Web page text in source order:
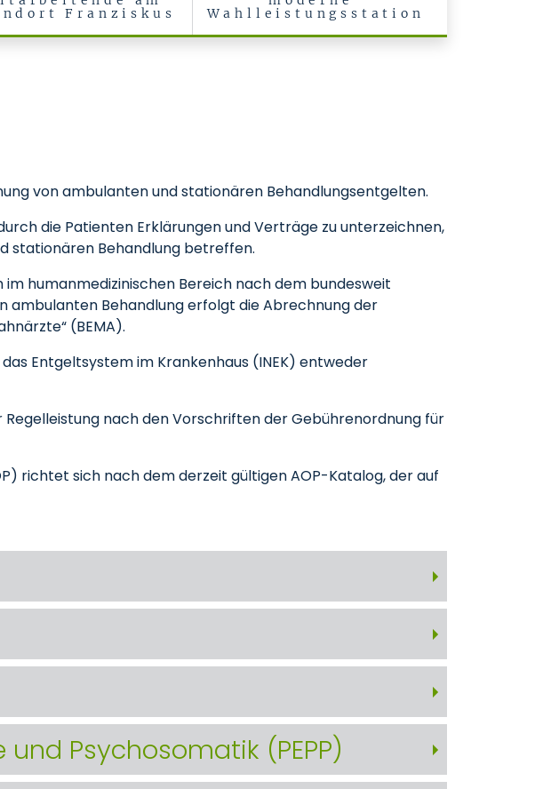
Franziskus
Wahlleistungsstation
von ambulanten und stationären Behandlungsentgelten.
die Patienten Erklärungen und Verträge zu unterzeichnen,
stationären Behandlung betreffen.
humanmedizinischen Bereich nach dem bundesweit
ambulanten Behandlung erfolgt die Abrechnung der
(BEMA).
Entgeltsystem im Krankenhaus (INEK) entweder
nach den Vorschriften der Gebührenordnung für
richtet sich nach dem derzeit gültigen AOP-Katalog, der auf
Psychosomatik (PEPP)